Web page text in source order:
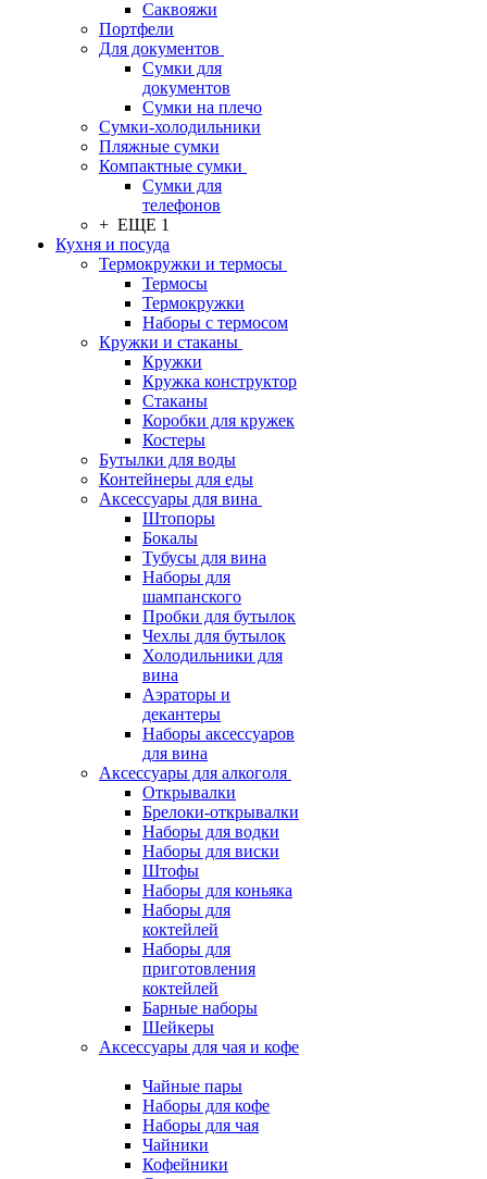
Саквояжи
Портфели
Для документов
Сумки для
документов
Сумки на плечо
Сумки-холодильники
Пляжные сумки
Компактные сумки
Сумки для
телефонов
+ ЕЩЕ 1
Кухня и посуда
Термокружки и термосы
Термосы
Термокружки
Наборы с термосом
Кружки и стаканы
Кружки
Кружка конструктор
Стаканы
Коробки для кружек
Костеры
Бутылки для воды
Контейнеры для еды
Аксессуары для вина
Штопоры
Бокалы
Тубусы для вина
Наборы для
шампанского
Пробки для бутылок
Чехлы для бутылок
Холодильники для
вина
Аэраторы и
декантеры
Наборы аксессуаров
для вина
Аксессуары для алкоголя
Открывалки
Брелоки-открывалки
Наборы для водки
Наборы для виски
Штофы
Наборы для коньяка
Наборы для
коктейлей
Наборы для
приготовления
коктейлей
Барные наборы
Шейкеры
Аксессуары для чая и кофе
Чайные пары
Наборы для кофе
Наборы для чая
Чайники
Кофейники